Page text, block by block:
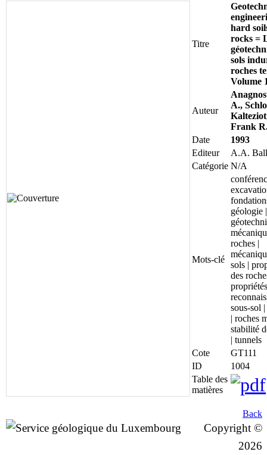
Titre
hard
rocks =
sols
roches
Volume
Auteur
A.,
Frank
Date
1993
Editeur
A.A.
Catégorie N/A
Mots-clé
géologie |
roches |
sols |
des
sous-sol
| roches
stabilité
| tunnels
Cote
GT111
ID
1004
Table des
matières
Back
Copyright ©
2026